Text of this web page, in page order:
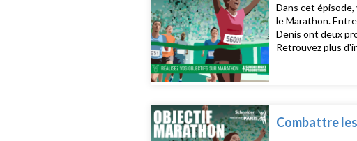
Dans cet
le Marathon.
Denis ont deux
Retrouvez plus
Combattre